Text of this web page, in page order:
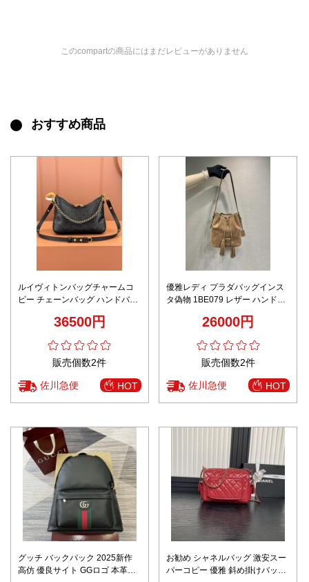
このcompartの商品にはまだレビューがありません
おすすめ商品
ルイヴィトンバッグチャームコ
ピー チェーンバッグ ハンドバッ
36500円
販売個数2件
佐川急便 HOT
優雅レディ プラダバッグインス
タ偽物 1BE079 レザー ハンドバ
26000円
販売個数2件
佐川急便 HOT
グッチ バックパック 2025新作
高仿 優良サイト GGロゴ 本革使
お勧め シャネルバッグ 激安スー
パーコピー 優雅 斜め掛けバッグ